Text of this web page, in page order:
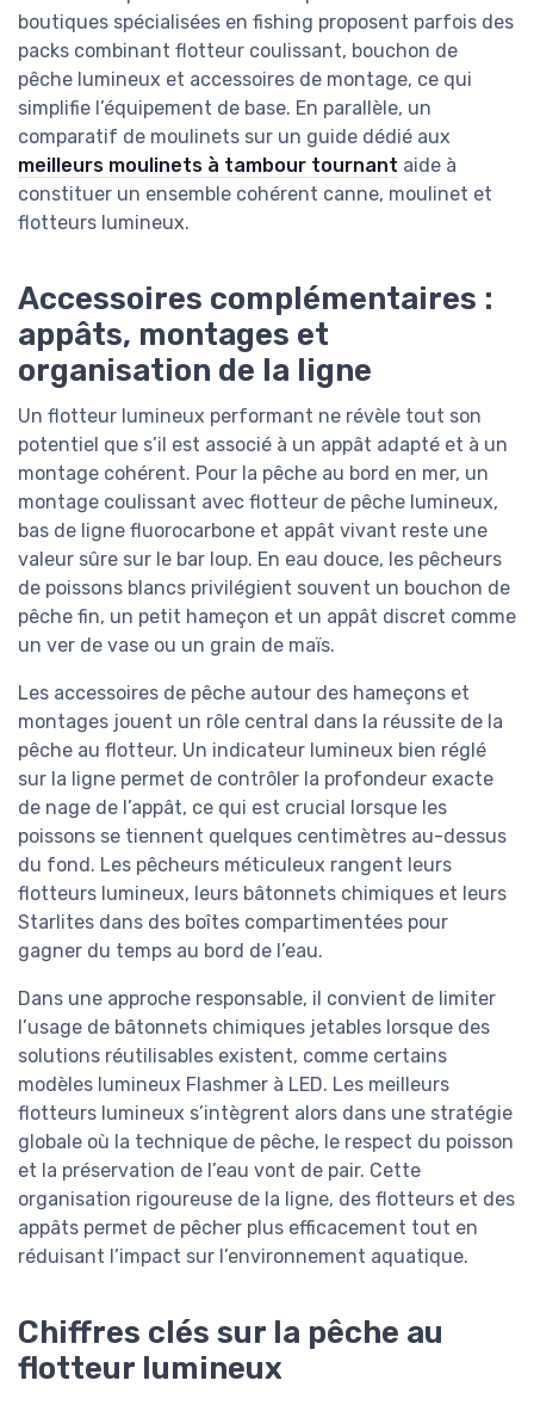
boutiques spécialisées en fishing proposent parfois des
packs combinant flotteur coulissant, bouchon de
pêche lumineux et accessoires de montage, ce qui
simplifie l’équipement de base. En parallèle, un
comparatif de moulinets sur un guide dédié aux
meilleurs moulinets à tambour tournant aide à
constituer un ensemble cohérent canne, moulinet et
flotteurs lumineux.
Accessoires complémentaires :
appâts, montages et
organisation de la ligne
Un flotteur lumineux performant ne révèle tout son
potentiel que s’il est associé à un appât adapté et à un
montage cohérent. Pour la pêche au bord en mer, un
montage coulissant avec flotteur de pêche lumineux,
bas de ligne fluorocarbone et appât vivant reste une
valeur sûre sur le bar loup. En eau douce, les pêcheurs
de poissons blancs privilégient souvent un bouchon de
pêche fin, un petit hameçon et un appât discret comme
un ver de vase ou un grain de maïs.
Les accessoires de pêche autour des hameçons et
montages jouent un rôle central dans la réussite de la
pêche au flotteur. Un indicateur lumineux bien réglé
sur la ligne permet de contrôler la profondeur exacte
de nage de l’appât, ce qui est crucial lorsque les
poissons se tiennent quelques centimètres au-dessus
du fond. Les pêcheurs méticuleux rangent leurs
flotteurs lumineux, leurs bâtonnets chimiques et leurs
Starlites dans des boîtes compartimentées pour
gagner du temps au bord de l’eau.
Dans une approche responsable, il convient de limiter
l’usage de bâtonnets chimiques jetables lorsque des
solutions réutilisables existent, comme certains
modèles lumineux Flashmer à LED. Les meilleurs
flotteurs lumineux s’intègrent alors dans une stratégie
globale où la technique de pêche, le respect du poisson
et la préservation de l’eau vont de pair. Cette
organisation rigoureuse de la ligne, des flotteurs et des
appâts permet de pêcher plus efficacement tout en
réduisant l’impact sur l’environnement aquatique.
Chiffres clés sur la pêche au
flotteur lumineux